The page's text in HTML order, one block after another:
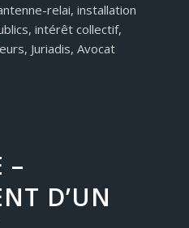
relai, installation
intérêt collectif,
Juriadis, Avocat
–
D’UN